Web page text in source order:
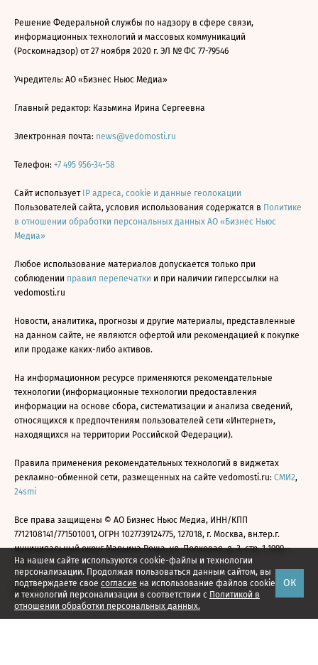
На нашем сайте используются cookie-файлы и технологии
персонализации. Продолжая пользоваться данным сайтом, вы
подтверждаете свое согласие на использование файлов cookie
и технологий персонализации в соответствии с Политикой в
отношении обработки персональных данных.
ОК
Решение Федеральной службы по надзору в сфере связи,
информационных технологий и массовых коммуникаций
(Роскомнадзор) от 27 ноября 2020 г. ЭЛ № ФС 77-79546
Учредитель: АО «Бизнес Ньюс Медиа»
Главный редактор: Казьмина Ирина Сергеевна
Электронная почта: news@vedomosti.ru
Телефон: +7 495 956-34-58
Сайт использует IP адреса, cookie и данные геолокации
Пользователей сайта, условия использования содержатся в Политике
в отношении обработки персональных данных АО «Бизнес Ньюс
Медиа»
Любое использование материалов допускается только при
соблюдении правил перепечатки и при наличии гиперссылки на
vedomosti.ru
Новости, аналитика, прогнозы и другие материалы, представленные
на данном сайте, не являются офертой или рекомендацией к покупке
или продаже каких-либо активов.
На информационном ресурсе применяются рекомендательные
технологии (информационные технологии предоставления
информации на основе сбора, систематизации и анализа сведений,
относящихся к предпочтениям пользователей сети «Интернет»,
находящихся на территории Российской Федерации).
Правила применения рекомендательных технологий в виджетах
рекламно-обменной сети, размещенных на сайте vedomosti.ru: СМИ2,
24smi
Все права защищены © АО Бизнес Ньюс Медиа, ИНН/КПП
7712108141/771501001, ОГРН 1027739124775, 127018, г. Москва, вн.тер.г.
муниципальный округ Марьина Роща, ул. Полковая, д. 3, стр. 1 1999—
2026